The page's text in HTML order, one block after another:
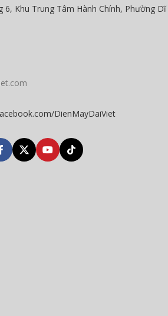
6, Khu Trung Tâm Hành Chính, Phường Dĩ
DienMayDaiViet